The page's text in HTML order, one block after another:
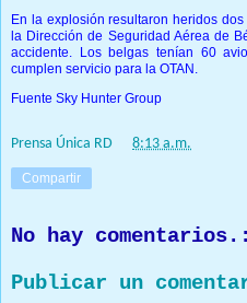
En la explosión resultaron heridos
la Dirección de Seguridad Aérea de
accidente. Los belgas tenían 60
cumplen servicio para la OTAN.
Fuente Sky Hunter Group
Prensa Única RD 8:13 a.m.
Compartir
No hay comentarios.:
Publicar un